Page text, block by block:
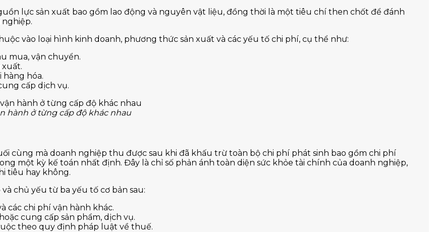
lực sản xuất bao gồm lao động và nguyên vật liệu, đồng thời là một tiêu chí then chốt để đánh
vào loại hình kinh doanh, phương thức sản xuất và các yếu tố chi phí, cụ thể như:
mua, vận chuyển.
hóa.
cấp dịch vụ.
hành ở từng cấp độ khác nhau
cùng mà doanh nghiệp thu được sau khi đã khấu trừ toàn bộ chi phí phát sinh bao gồm chi phí
một kỳ kế toán nhất định. Đây là chỉ số phản ánh toàn diện sức khỏe tài chính của doanh nghiệp,
tiêu hay không.
chủ yếu từ ba yếu tố cơ bản sau:
các chi phí vận hành khác.
cung cấp sản phẩm, dịch vụ.
theo quy định pháp luật về thuế.